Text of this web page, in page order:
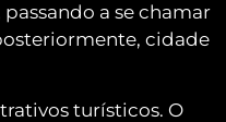
a se chamar
cidade
turísticos. O